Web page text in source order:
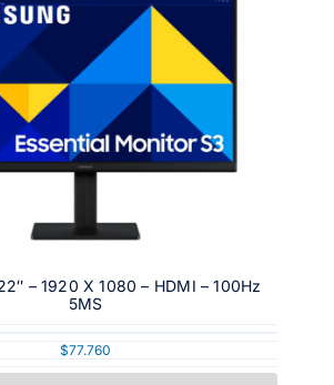
– 1920 X 1080 – HDMI – 100Hz
5MS
$77.760